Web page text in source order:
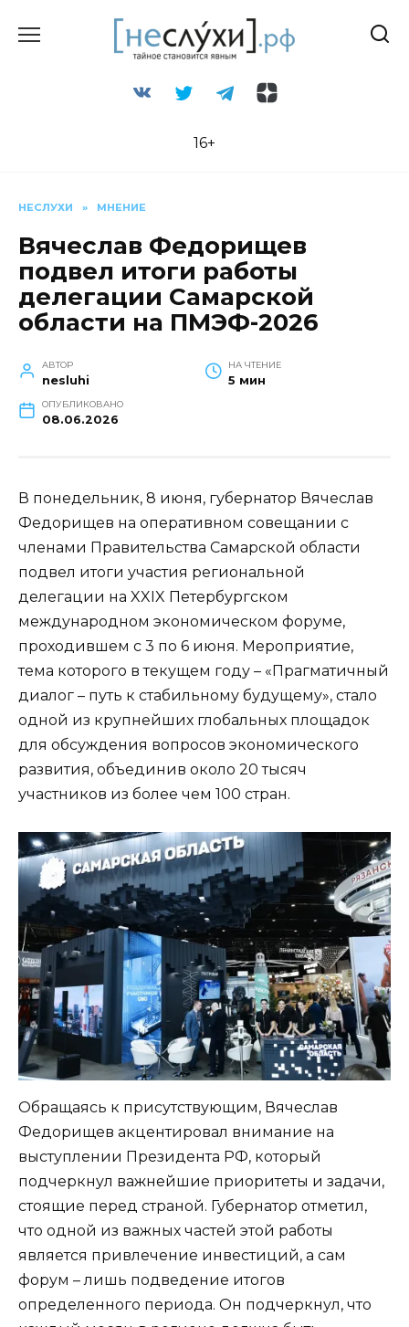
16+
НЕСЛУХИ » МНЕНИЕ
Вячеслав Федорищев
подвел итоги работы
делегации Самарской
области на ПМЭФ-2026
АВТОР
nesluhi
НА ЧТЕНИЕ
5 мин
ОПУБЛИКОВАНО
08.06.2026
В понедельник, 8 июня, губернатор Вячеслав
Федорищев на оперативном совещании с
членами Правительства Самарской области
подвел итоги участия региональной
делегации на XXIX Петербургском
международном экономическом форуме,
проходившем с 3 по 6 июня. Мероприятие,
тема которого в текущем году – «Прагматичный
диалог – путь к стабильному будущему», стало
одной из крупнейших глобальных площадок
для обсуждения вопросов экономического
развития, объединив около 20 тысяч
участников из более чем 100 стран.
Обращаясь к присутствующим, Вячеслав
Федорищев акцентировал внимание на
выступлении Президента РФ, который
подчеркнул важнейшие приоритеты и задачи,
стоящие перед страной. Губернатор отметил,
что одной из важных частей этой работы
является привлечение инвестиций, а сам
форум – лишь подведение итогов
определенного периода. Он подчеркнул, что